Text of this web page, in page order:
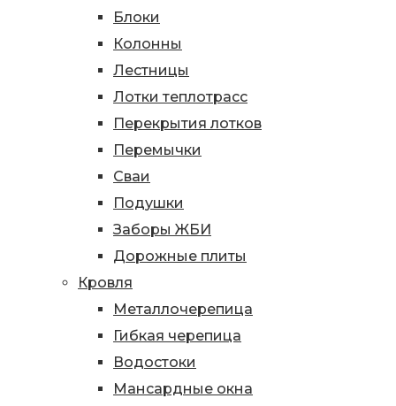
Блоки
Колонны
Лестницы
Лотки теплотрасс
Перекрытия лотков
Перемычки
Сваи
Подушки
Заборы ЖБИ
Дорожные плиты
Кровля
Металлочерепица
Гибкая черепица
Водостоки
Мансардные окна